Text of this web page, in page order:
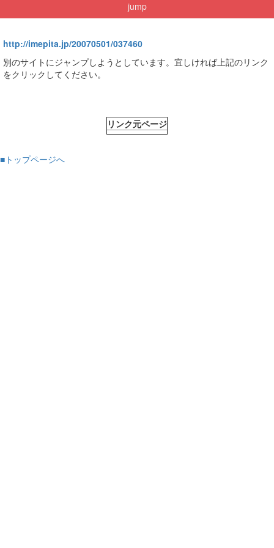
jump
http://imepita.jp/20070501/037460
別のサイトにジャンプしようとしています。宜しければ上記のリンク
をクリックしてください。
リンク元ページ
■トップページへ